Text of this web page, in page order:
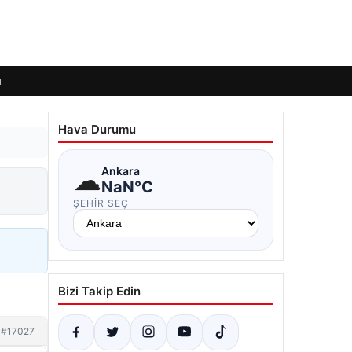
#17027
Hava Durumu
☁Ankara
NaN°C
ŞEHIR SEÇ
Bizi Takip Edin